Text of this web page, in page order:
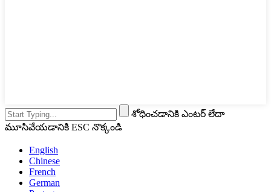
శోధించడానికి ఎంటర్ లేదా
మూసివేయడానికి ESC నొక్కండి
English
Chinese
French
German